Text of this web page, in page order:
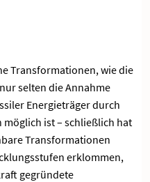
Transformationen, wie die
selten die Annahme
Energieträger durch
ist – schließlich hat
Transformationen
erklommen,
gegründete